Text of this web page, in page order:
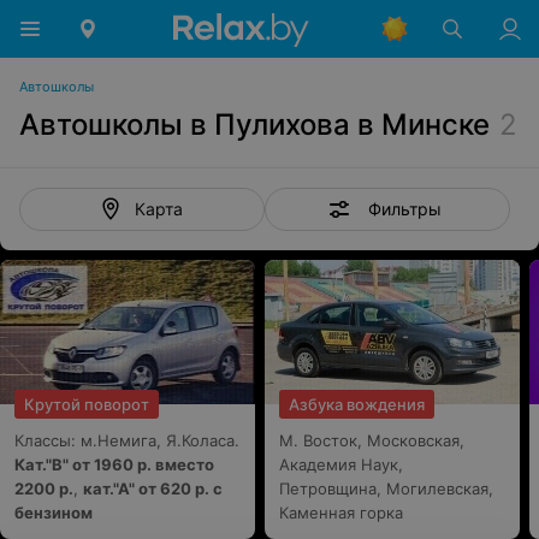
Автошколы
Автошколы в Пулихова в Минске 2
Карта Фильтры
Крутой поворот
Классы: м.Немига, Я.Коласа.
Кат."В" от 1960 р. вместо
2200 р.
кат."А" от 620 р. с
бензином
Азбука вождения
М. Восток, Московская,
Академия Наук,
Петровщина, Могилевская,
Каменная горка